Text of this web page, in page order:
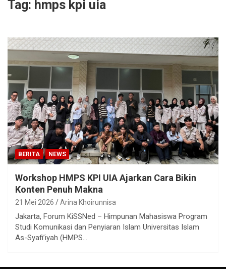
Tag: hmps kpi uia
BERITA NEWS
Workshop HMPS KPI UIA Ajarkan Cara Bikin
Konten Penuh Makna
21 Mei 2026 Arina Khoirunnisa
Jakarta, Forum KiSSNed – Himpunan Mahasiswa Program
Studi Komunikasi dan Penyiaran Islam Universitas Islam
As-Syafi’iyah (HMPS…